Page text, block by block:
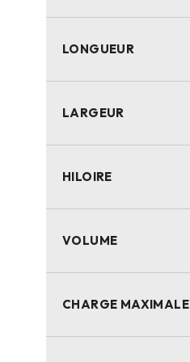
LONGUEUR
LARGEUR
HILOIRE
VOLUME
CHARGE MAXIMALE